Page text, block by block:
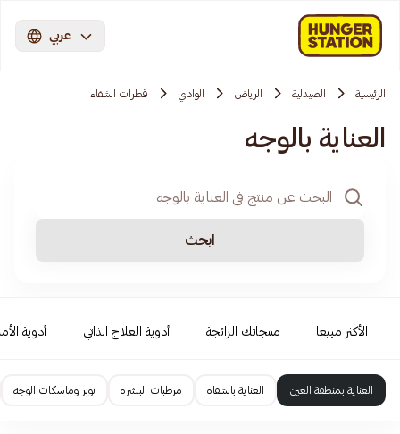
عربي
الرئيسية الصيدلية الرياض الوادي قطرات الشفاء
العناية بالوجه
ابحث
الأكثر مبيعا منتجاتك الرائجة أدوية العلاج الذاتي أدوية
العناية بمنطقة العين العناية بالشفاه مرطبات البشرة تونر وماسكات الوجه